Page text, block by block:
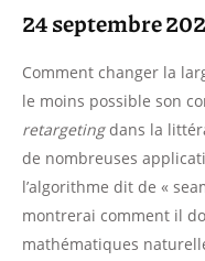
24 septembre
Comment changer la
le moins possible son
retargetingdans la
de nombreuses
l’algorithme dit de «
montrerai comment il
mathématiques